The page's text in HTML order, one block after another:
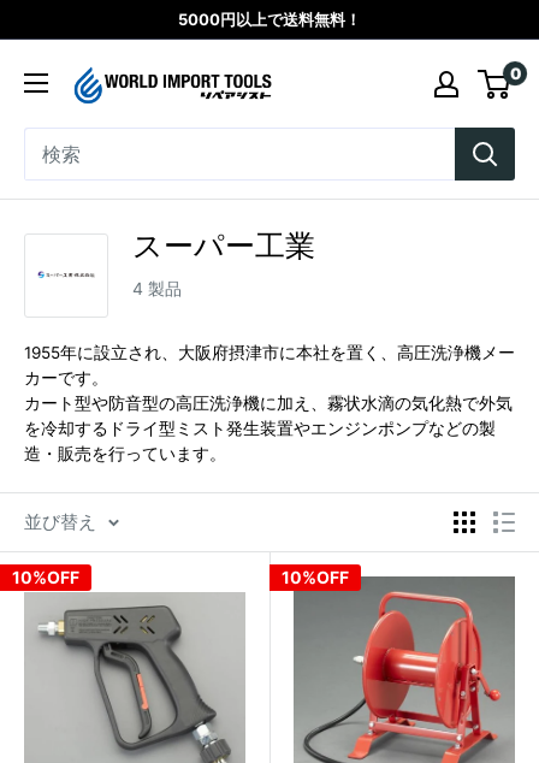
5000円以上で送料無料！
WORLD
IMPORT
ペ
ア
シ
ス
0
スーパー工業
4 製品
1955年に設立され、 大阪府摂津市に本社を置く、 高圧洗浄機メー
カーです。
カート型や防音型の高圧洗浄機に加え、霧状水滴の気化熱で外気
を冷却するドライ型ミスト発生装置やエンジンポンプなどの製
造・販売を行っています。
並び替え
10%OFF 10%OFF